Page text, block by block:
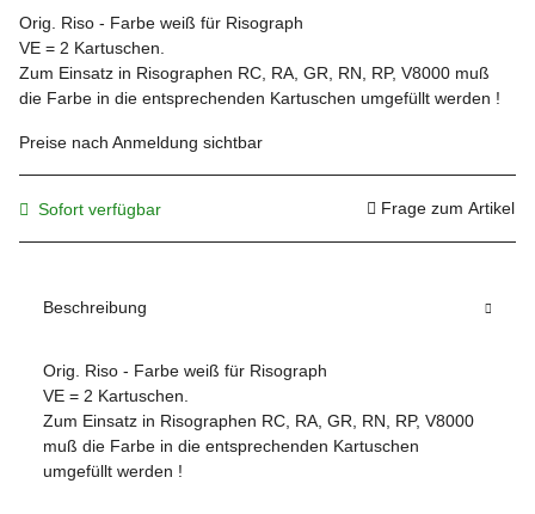
Orig. Riso - Farbe weiß für Risograph
VE = 2 Kartuschen.
Zum Einsatz in Risographen RC, RA, GR, RN, RP, V8000 muß
die Farbe in die entsprechenden Kartuschen umgefüllt werden !
Preise nach Anmeldung sichtbar
Sofort verfügbar Frage zum Artikel
Beschreibung
Orig. Riso - Farbe weiß für Risograph
VE = 2 Kartuschen.
Zum Einsatz in Risographen RC, RA, GR, RN, RP, V8000
muß die Farbe in die entsprechenden Kartuschen
umgefüllt werden !